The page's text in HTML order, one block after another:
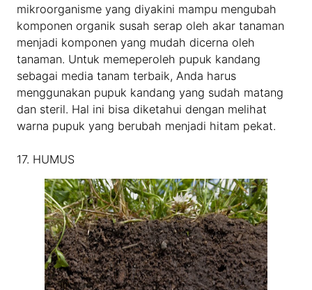
mikroorganisme yang diyakini mampu mengubah
komponen organik susah serap oleh akar tanaman
menjadi komponen yang mudah dicerna oleh
tanaman. Untuk memeperoleh pupuk kandang
sebagai media tanam terbaik, Anda harus
menggunakan pupuk kandang yang sudah matang
dan steril. Hal ini bisa diketahui dengan melihat
warna pupuk yang berubah menjadi hitam pekat.
17. HUMUS